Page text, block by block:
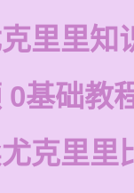
里里知
0基础教
克里里